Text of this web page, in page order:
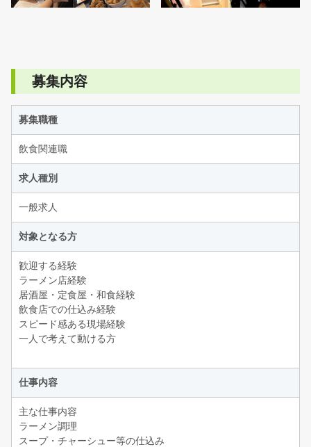
募集内容
募集職種
飲食関連職
求人種別
一般求人
対象となる方
歓迎する経験
ラーメン店経験
居酒屋・定食屋・和食経験
飲食店での仕込み経験
スピード感ある現場経験
一人で考えて動ける方
仕事内容
主な仕事内容
ラーメン調理
スープ・チャーシュー等の仕込み